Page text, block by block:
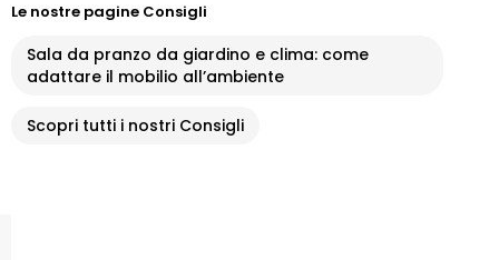
Le nostre pagine Consigli
Sala da pranzo da giardino e clima: come
adattare il mobilio all’ambiente
Scopri tutti i nostri Consigli